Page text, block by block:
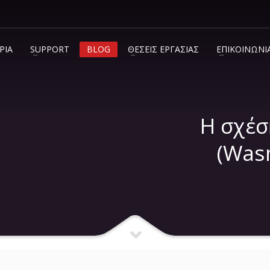
SUPPORT BLOG ΘΕΣΕΙΣ ΕΡΓΑΣΙΑΣ
Η